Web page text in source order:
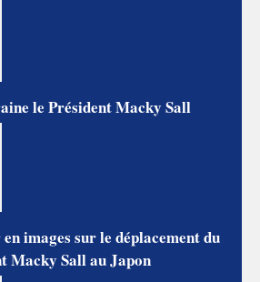
le Président Macky Sall
images sur le déplacement du
Macky Sall au Japon